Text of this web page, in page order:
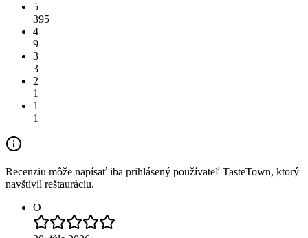
5
395
4
9
3
3
2
1
1
1
Recenziu môže napísať iba prihlásený používateľ TasteTown, ktorý
navštívil reštauráciu.
O